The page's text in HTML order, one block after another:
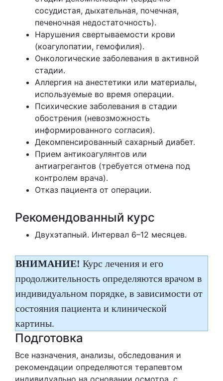
сосудистая, дыхательная, почечная,
печеночная недостаточность).
Нарушения свертываемости крови
(коагулопатии, гемофилия).
Онкологические заболевания в активной
стадии.
Аллергия на анестетики или материалы,
используемые во время операции.
Психические заболевания в стадии
обострения (невозможность
информированного согласия).
Декомпенсированный сахарный диабет.
Прием антикоагулянтов или
антиагрегантов (требуется отмена под
контролем врача).
Отказ пациента от операции.
Рекомендованный курс
Двухэтапный. Интервал 6–12 месяцев.
ВНИМАНИЕ! Курс лечения и его
продолжительность определяются врачом в
индивидуальном порядке, в зависимости от
состояния пациента и клинической
картины.
Подготовка
Все назначения, анализы, обследования и
рекомендации определяются терапевтом
индивидуально на основании осмотра, с